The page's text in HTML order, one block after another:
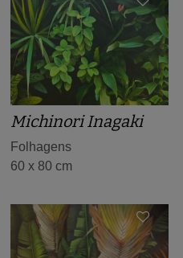
Michinori Inagaki
Folhagens
60 x 80 cm